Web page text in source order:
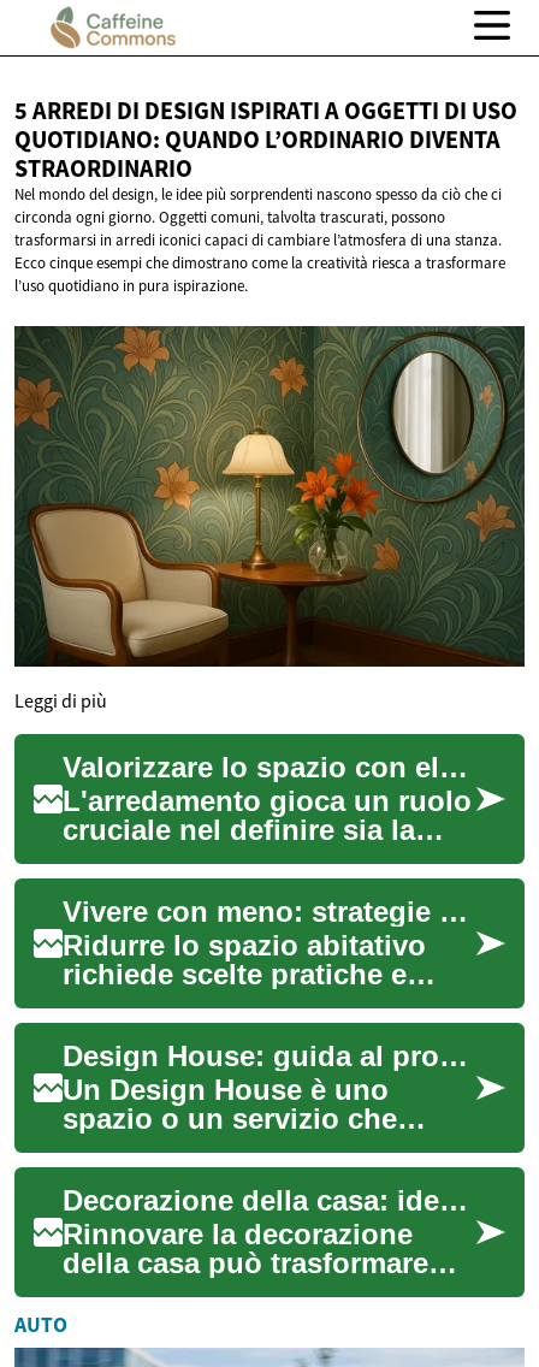
5 ARREDI DI DESIGN ISPIRATI A OGGETTI DI USO
QUOTIDIANO: QUANDO L’ORDINARIO DIVENTA
STRAORDINARIO
Nel mondo del design, le idee più sorprendenti nascono spesso da ciò che ci
circonda ogni giorno. Oggetti comuni, talvolta trascurati, possono
trasformarsi in arredi iconici capaci di cambiare l’atmosfera di una stanza.
Ecco cinque esempi che dimostrano come la creatività riesca a trasformare
l’uso quotidiano in pura ispirazione.
Leggi di più
Valorizzare lo spazio con elementi d'arredo
L'arredamento gioca un ruolo
cruciale nel definire sia la
funzionalità che l'estetica dei
nostri spazi abitativi. Olt...
Vivere con meno: strategie di downsizing per spazi ridotti
Ridurre lo spazio abitativo
richiede scelte pratiche e
consapevoli: questo articolo
offre strategie concrete per
adat...
Design House: guida al progetto di interni e agli arredi
Un Design House è uno
spazio o un servizio che
unisce progettazione
d’interni, selezione di mobili
e cura dei dettagl...
Decorazione della casa: idee pratiche per un soggiorno moderno
Rinnovare la decorazione
della casa può trasformare
l’ambiente quotidiano in uno
spazio più funzionale e
gradevole. Q...
AUTO